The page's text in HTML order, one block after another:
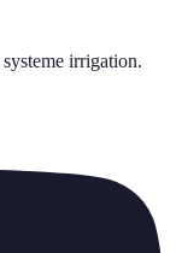
systeme irrigation.